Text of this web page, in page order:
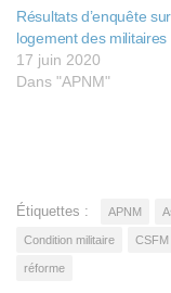
Résultats d’enquête
logement des militaires
17 juin 2020
Dans "APNM"
Étiquettes : APNM
Condition militaire CSFM
réforme